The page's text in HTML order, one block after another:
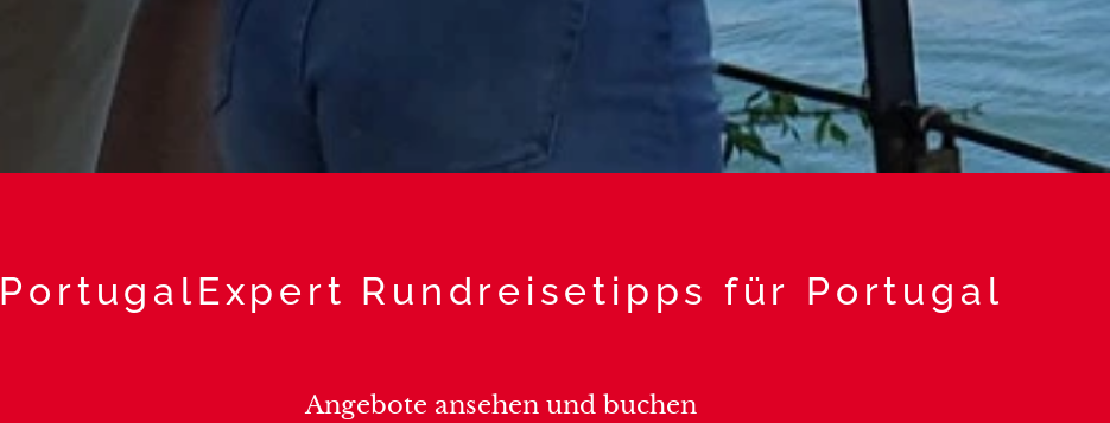
PortugalExpert Rundreisetipps für Portugal
Angebote ansehen und buchen